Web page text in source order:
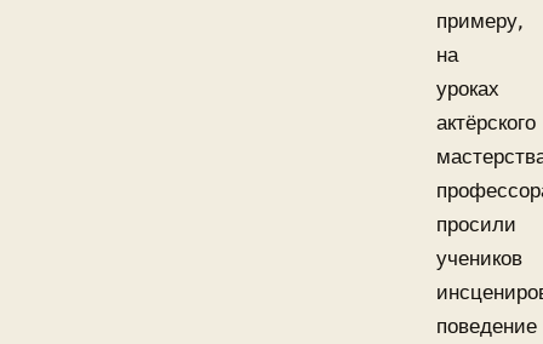
примеру,
на
уроках
актёрского
просили
учеников
поведение